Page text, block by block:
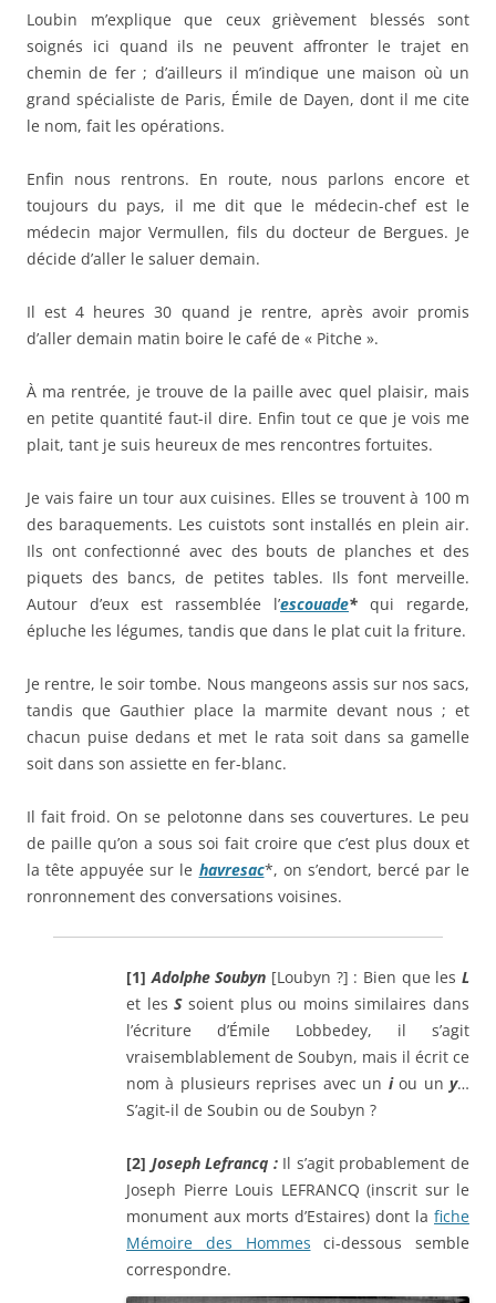
Loubin m’explique que ceux grièvement blessés sont
soignés ici quand ils ne peuvent affronter le trajet en
chemin de fer ; d’ailleurs il m’indique une maison où un
grand spécialiste de Paris, Émile de Dayen, dont il me cite
le nom, fait les opérations.
Enfin nous rentrons. En route, nous parlons encore et
toujours du pays, il me dit que le médecin-chef est le
médecin major Vermullen, fils du docteur de Bergues. Je
décide d’aller le saluer demain.
Il est 4 heures 30 quand je rentre, après avoir promis
d’aller demain matin boire le café de « Pitche ».
À ma rentrée, je trouve de la paille avec quel plaisir, mais
en petite quantité faut-il dire. Enfin tout ce que je vois me
plait, tant je suis heureux de mes rencontres fortuites.
Je vais faire un tour aux cuisines. Elles se trouvent à 100 m
des baraquements. Les cuistots sont installés en plein air.
Ils ont confectionné avec des bouts de planches et des
piquets des bancs, de petites tables. Ils font merveille.
Autour d’eux est rassemblée l’escouade* qui regarde,
épluche les légumes, tandis que dans le plat cuit la friture.
Je rentre, le soir tombe. Nous mangeons assis sur nos sacs,
tandis que Gauthier place la marmite devant nous ; et
chacun puise dedans et met le rata soit dans sa gamelle
soit dans son assiette en fer-blanc.
Il fait froid. On se pelotonne dans ses couvertures. Le peu
de paille qu’on a sous soi fait croire que c’est plus doux et
la tête appuyée sur le havresac*, on s’endort, bercé par le
ronronnement des conversations voisines.
[1] Adolphe Soubyn [Loubyn ?] : Bien que lesL
et lesSsoient plus ou moins similaires dans
l’écriture d’Émile Lobbedey, il s’agit
vraisemblablement de Soubyn, mais il écrit ce
nom à plusieurs reprises avec un i ou uny…
S’agit-il de Soubin ou de Soubyn ?
[2] Joseph Lefrancq : Il s’agit probablement de
Joseph Pierre Louis LEFRANCQ (inscrit sur le
monument aux morts d’Estaires) dont la fiche
Mémoire des Hommes ci-dessous semble
correspondre.